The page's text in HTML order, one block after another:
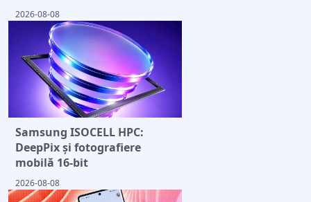
2026-08-08
Samsung ISOCELL HPC:
DeepPix și fotografiere
mobilă 16-bit
2026-08-08